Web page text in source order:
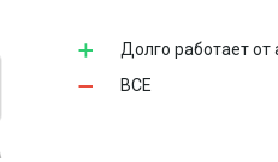
Долго работает от
ВСЕ